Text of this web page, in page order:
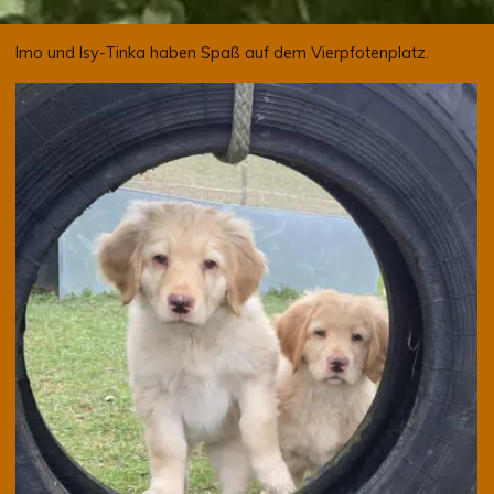
Imo und Isy-Tinka haben Spaß auf dem Vierpfotenplatz.